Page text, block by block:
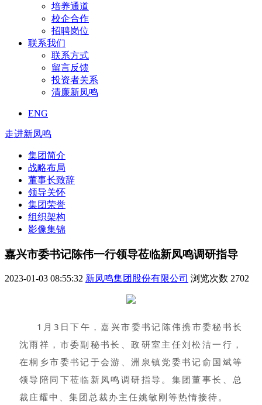
培养通道
校企合作
招聘岗位
联系我们
联系方式
留言反馈
投资者关系
清廉新凤鸣
ENG
走进新凤鸣
集团简介
战略布局
董事长致辞
领导关怀
集团荣誉
组织架构
影像集锦
嘉兴市委书记陈伟一行领导莅临新凤鸣调研指导
2023-01-03 08:55:32 新凤鸣集团股份有限公司 浏览次数 2702
1月3日下午，嘉兴市委书记陈伟携市委秘书长
沈雨祥，市委副秘书长、政研室主任刘松洁一行，
在桐乡市委书记于会游、洲泉镇党委书记俞国斌等
领导陪同下莅临新凤鸣调研指导 。集团董事长、总
裁庄耀中、集团总裁办主任姚敏刚等热情接待。